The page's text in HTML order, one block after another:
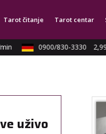
Tarot čitanje Tarot centar
0900/830-3330
uživo